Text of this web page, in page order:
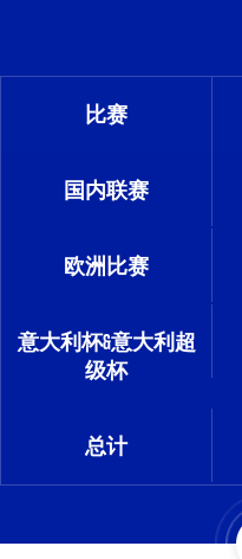
比赛
国内联赛
欧洲比赛
意大利杯&意大利超
级杯
总计